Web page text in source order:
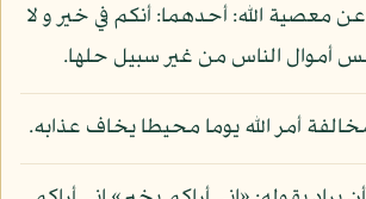
معصية الله: أحدهما: أنكم في خير و لا
أموال الناس من غير سبيل حلها.
مخالفة أمر الله يوما محيطا يخاف عذابه.